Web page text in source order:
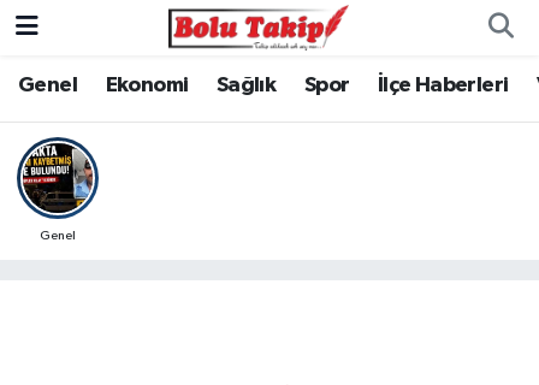
Genel Ekonomi Sağlık Spor İlçe Haberleri
Genel